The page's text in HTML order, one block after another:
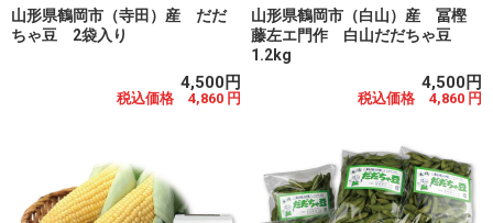
山形県鶴岡市（寺田）産 だだ
ちゃ豆 2袋入り
4,500円
税込価格 4,860 円
山形県鶴岡市（白山）産 冨樫
藤左エ門作 白山だだちゃ豆
1.2kg
4,500円
税込価格 4,860 円